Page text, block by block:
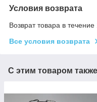
Условия возврата
Возврат товара в
Все условия возврата
С этим товаром